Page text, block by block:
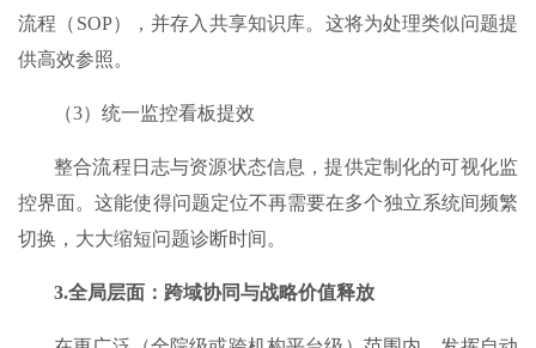
流程（SOP），并存入共享知识库。这将为处理类似问题提
供高效参照。
（3）统一监控看板提效​
整合流程日志与资源状态信息，提供定制化的可视化监
控界面。这能使得问题定位不再需要在多个独立系统间频繁
切换，大大缩短问题诊断时间。
3.全局层面：跨域协同与战略价值释放​